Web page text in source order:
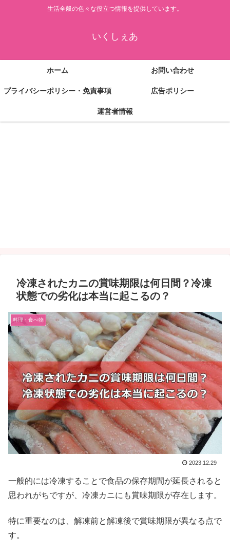
生活全般の色々な役立つ情報を提供しています。
いくしぇあ
ホーム お問い合わせ
プライバシーポリシー・免責事項 広告ポリシー
運営者情報
冷凍されたカニの賞味期限は何日間？冷凍
状態での劣化は本当に起こるの？
料理・食べ物
2023.12.29
一般的には冷凍することで食品の保存期間が延長されると
思われがちですが、冷凍カニにも賞味期限が存在します。
特に重要なのは、解凍前と解凍後で賞味期限が異なる点で
す。